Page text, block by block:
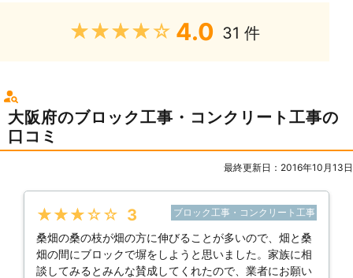
★★★★★ 4.0 31 件
大阪府のブロック工事・コンクリート工事の
口コミ
最終更新日：2016年10月13日
★★★★★ 3 ブロック工事・コンクリート工事
桑畑の桑の枝が畑の方に伸びることが多いので、畑と桑
畑の間にブロックで塀をしようと思いました。家族に相
談してみるとみんな賛成してくれたので、業者にお願い